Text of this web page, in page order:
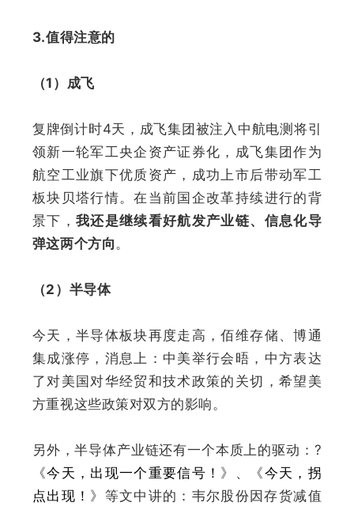
3.值得注意的
（1）成飞
复牌倒计时4天，成飞集团被注入中航电测将引
领新一轮军工央企资产证券化，成飞集团作为
航空工业旗下优质资产，成功上市后带动军工
板块贝塔行情。在当前国企改革持续进行的背
景下， 我还是继续看好航发产业链、信息化导
弹这两个方向。
（2）半导体
今天，半导体板块再度走高，佰维存储、博通
集成涨停，消息上： 中美举行会晤，中方表达
了对美国对华经贸和技术政策的关切，希望美
方重视这些政策对双方的影响。
另外，半导体产业链还有一个本质上的驱动： ?
《今天，出现一个重要信号！ 》、《今天，拐
点出现！ 》等文中讲的： 韦尔股份因存货减值